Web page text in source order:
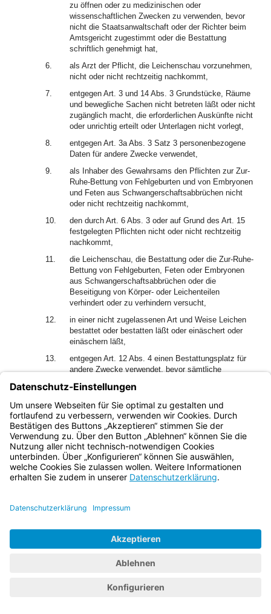
zu öffnen oder zu medizinischen oder
wissenschaftlichen Zwecken zu verwenden, bevor
nicht die Staatsanwaltschaft oder der Richter beim
Amtsgericht zugestimmt oder die Bestattung
schriftlich genehmigt hat,
6.
als Arzt der Pflicht, die Leichenschau vorzunehmen,
nicht oder nicht rechtzeitig nachkommt,
7.
entgegen Art. 3 und 14 Abs. 3 Grundstücke, Räume
und bewegliche Sachen nicht betreten läßt oder nicht
zugänglich macht, die erforderlichen Auskünfte nicht
oder unrichtig erteilt oder Unterlagen nicht vorlegt,
8.
entgegen Art. 3a Abs. 3 Satz 3 personenbezogene
Daten für andere Zwecke verwendet,
9.
als Inhaber des Gewahrsams den Pflichten zur Zur-
Ruhe-Bettung von Fehlgeburten und von Embryonen
und Feten aus Schwangerschaftsabbrüchen nicht
oder nicht rechtzeitig nachkommt,
10.
den durch Art. 6 Abs. 3 oder auf Grund des Art. 15
festgelegten Pflichten nicht oder nicht rechtzeitig
nachkommt,
11.
die Leichenschau, die Bestattung oder die Zur-Ruhe-
Bettung von Fehlgeburten, Feten oder Embryonen
aus Schwangerschaftsabbrüchen oder die
Beseitigung von Körper- oder Leichenteilen
verhindert oder zu verhindern versucht,
12.
in einer nicht zugelassenen Art und Weise Leichen
bestattet oder bestatten läßt oder einäschert oder
einäschern läßt,
13.
entgegen Art. 12 Abs. 4 einen Bestattungsplatz für
andere Zwecke verwendet, bevor sämtliche
Aschenreste Verstorbener, deren Ruhezeit noch nicht
abgelaufen ist, umgebettet worden sind,
14.
einer Rechtsverordnung nach Art. 15 bis 17
zuwiderhandelt, soweit sie für einen bestimmten
Tatbestand auf diese Bußgeldvorschrift verweist.
(2) Mit Geldbuße kann auch belegt werden, wer in den
Fällen des Absatzes 1 Nrn. 1 bis 5, 8, 9, 10 und 12 die Tat
Art. 19 Einschränkung von Grundrechten
(1) Auf Grund dieses Gesetzes kann das Grundrecht der
Unverletzlichkeit der Wohnung eingeschränkt werden (Art.
2) 3)
sonstigen Berechtigten nach den Vorschriften des